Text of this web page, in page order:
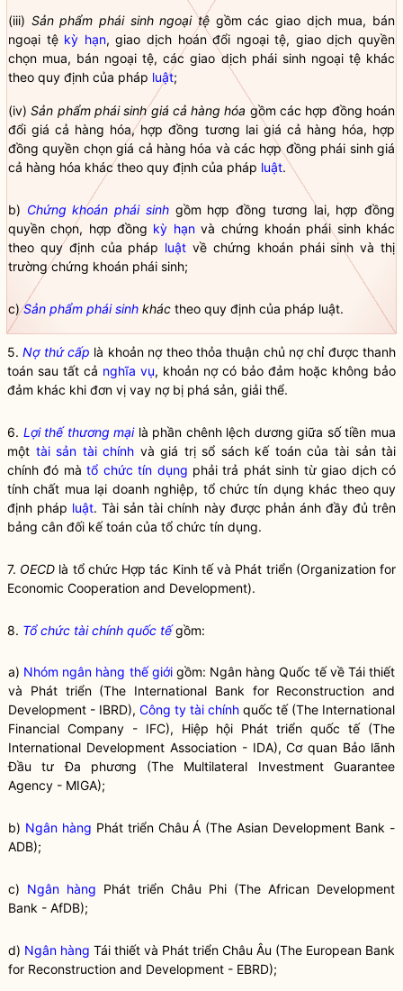
(iii) Sản phẩm phái sinh ngoại tệ gồm các giao dịch mua, bán
ngoại tệ kỳ hạn, giao dịch hoán đổi ngoại tệ, giao dịch quyền
chọn mua, bán ngoại tệ, các giao dịch phái sinh ngoại tệ khác
theo quy định của pháp luật;
(iv)Sản phẩm phái sinh giá cả hàng hóa gồm các hợp đồng hoán
đổi giá cả hàng hóa, hợp đồng tương lai giá cả hàng hóa, hợp
đồng quyền chọn giá cả hàng hóa và các hợp đồng phái sinh giá
cả hàng hóa khác theo quy định của pháp luật.
b) Chứng khoán phái sinhgồm hợp đồng tương lai, hợp đồng
quyền chọn, hợp đồng kỳ hạnvà chứng khoán phái sinhkhác
theo quy định của pháp luật về chứng khoán phái sinh và thị
trườngchứng khoán phái sinh;
c)Sản phẩm phái sinh khác theo quy định của pháp luật.
5.Nợ thứ cấp là khoản nợ theo thỏa thuận chủ nợ chỉ được thanh
toán sau tất cả nghĩa vụ, khoản nợ có bảo đảm hoặc không bảo
đảm khác khi đơn vị vay nợ bị phá sản, giải thể.
6. Lợi thế thương mạilà phần chênh lệch dương giữa số tiền mua
một tài sản tài chính và giá trị sổ sách kế toán của tài sản tài
chính đó màtổ chức tín dụng phải trả phát sinh từ giao dịch có
tính chất mua lại doanh nghiệp, tổ chức tín dụng khác theo quy
định pháp luật.Tài sản tài chính này được phản ánh đầy đủ trên
bảng cân đối kế toán của tổ chức tín dụng.
7. OECD là tổ chức Hợp tác Kinh tế và Phát triển (Organization for
Economic Cooperation and Development).
8. Tổ chức tài chính quốc tế gồm:
a) Nhóm ngân hàng thế giớigồm: Ngân hàng Quốc tế về Tái thiết
và Phát triển (The International Bank for Reconstruction and
Development - IBRD), Công ty tài chính quốc tế (The International
Financial Company - IFC), Hiệp hội Phát triển quốc tế (The
International Development Association - IDA), Cơ quan Bảo lãnh
Đầu tư Đa phương (The Multilateral Investment Guarantee
Agency - MIGA);
b) Ngân hàng Phát triển Châu Á (The Asian Development Bank -
ADB);
c) Ngân hàng Phát triển Châu Phi (The African Development
Bank - AfDB);
d) Ngân hàng Tái thiết và Phát triển Châu Âu (The European Bank
for Reconstruction and Development - EBRD);